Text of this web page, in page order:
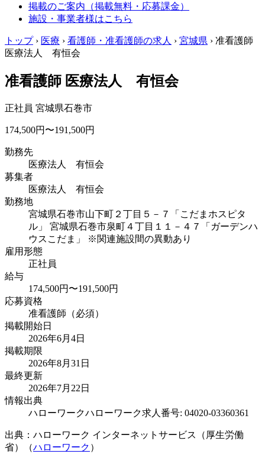
掲載のご案内（掲載無料・応募課金）
施設・事業者様はこちら
トップ › 医療 › 看護師・准看護師の求人 › 宮城県 › 准看護師
医療法人 有恒会
准看護師 医療法人 有恒会
正社員 宮城県石巻市
174,500円〜191,500円
勤務先
医療法人 有恒会
募集者
医療法人 有恒会
勤務地
宮城県石巻市山下町２丁目５－７「こだまホスピタ
ル」 宮城県石巻市泉町４丁目１１－４７「ガーデンハ
ウスこだま」 ※関連施設間の異動あり
雇用形態
正社員
給与
174,500円〜191,500円
応募資格
准看護師（必須）
掲載開始日
2026年6月4日
掲載期限
2026年8月31日
最終更新
2026年7月22日
情報出典
ハローワークハローワーク求人番号: 04020-03360361
出典：ハローワーク インターネットサービス（厚生労働
省）（ハローワーク ）